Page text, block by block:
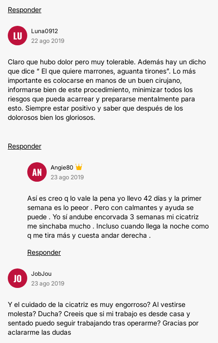
Responder
LU
Luna0912
22 ago 2019
Claro que hubo dolor pero muy tolerable. Además hay un dicho
que dice “ El que quiere marrones, aguanta tirones”. Lo más
importante es colocarse en manos de un buen cirujano,
informarse bien de este procedimiento, minimizar todos los
riesgos que pueda acarrear y prepararse mentalmente para
esto. Siempre estar positivo y saber que después de los
dolorosos bien los gloriosos.
Responder
AN
Angie80
23 ago 2019
Así es creo q lo vale la pena yo llevo 42 días y la primer
semana es lo peeor . Pero con calmantes y ayuda se
puede . Yo sí andube encorvada 3 semanas mi cicatriz
me sinchaba mucho . Incluso cuando llega la noche como
q me tira más y cuesta andar derecha .
Responder
JO
JobJou
23 ago 2019
Y el cuidado de la cicatriz es muy engorroso? Al vestirse
molesta? Ducha? Creeis que si mi trabajo es desde casa y
sentado puedo seguir trabajando tras operarme? Gracias por
aclararme las dudas